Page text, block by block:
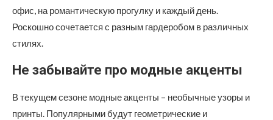
офис, на романтическую прогулку и каждый день.
Роскошно сочетается с разным гардеробом в различных
стилях.
Не забывайте про модные акценты
В текущем сезоне модные акценты – необычные узоры и
принты. Популярными будут геометрические и